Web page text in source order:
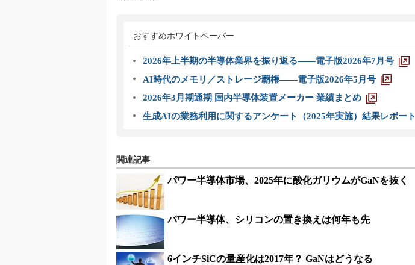
おすすめホワイトペーパー
2026年上半期の半導体業界を振り返る――電子版2026年7月号
AI時代のメモリ／ストレージ覇権――電子版2026年5月号
2026年3月期通期 国内半導体装置メーカー 業績まとめ
生成AIの業務利用に関するアンケート（2025年実施）結果レポート
関連記事
パワー半導体市場、2025年に酸化ガリウムがGaNを抜く
パワー半導体、シリコンの置き換えは何年も先
6インチSiCの量産化は2017年？ GaNはどうなる